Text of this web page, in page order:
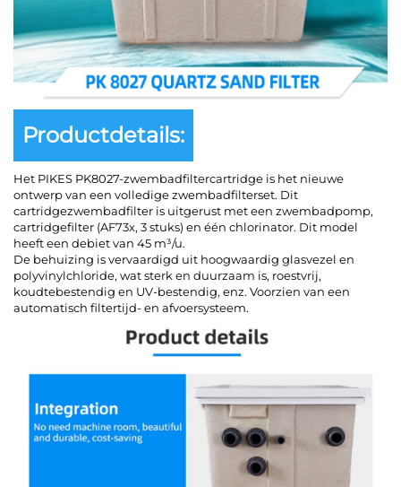
Productdetails:
Het PIKES PK8027-zwembadfiltercartridge is het nieuwe
ontwerp van een volledige zwembadfilterset. Dit
cartridgezwembadfilter is uitgerust met een zwembadpomp,
cartridgefilter (AF73x, 3 stuks) en één chlorinator. Dit model
heeft een debiet van 45 m³/u.
De behuizing is vervaardigd uit hoogwaardig glasvezel en
polyvinylchloride, wat sterk en duurzaam is, roestvrij,
koudtebestendig en UV-bestendig, enz. Voorzien van een
automatisch filtertijd- en afvoersysteem.